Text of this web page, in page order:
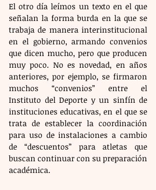
El otro día leímos un texto en el que
señalan la forma burda en la que se
trabaja de manera interinstitucional
en el gobierno, armando convenios
que dicen mucho, pero que producen
muy poco. No es novedad, en años
anteriores, por ejemplo, se firmaron
muchos “convenios” entre el
Instituto del Deporte y un sinfín de
instituciones educativas, en el que se
trata de establecer la coordinación
para uso de instalaciones a cambio
de “descuentos” para atletas que
buscan continuar con su preparación
académica.